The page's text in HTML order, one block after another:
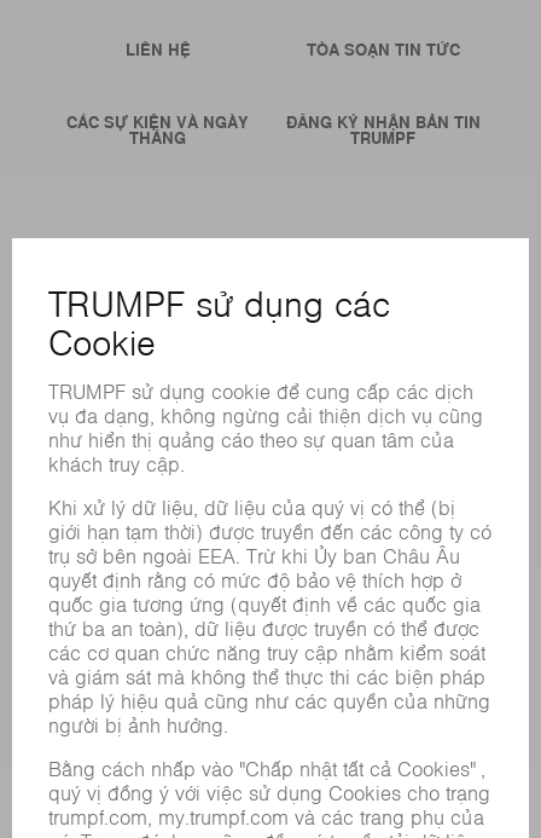
LIÊN HỆ TÒA SOẠN TIN TỨC
CÁC SỰ KIỆN VÀ NGÀY
THÁNG
ĐĂNG KÝ NHẬN BẢN TIN
TRUMPF
LIÊN HỆ
ĐỊA ĐIỂM
CÁC SỰ KIỆN VÀ NGÀY THÁNG
BẢNG DỮ LIỆU AN TOÀN HÓA CHẤT
SẢN PHẨM
CÁC HỆ THỐNG &MÁY MÓC
CÔNG NGHỆ LASER
MÁY CÔNG CỤ
NHÀ MÁY THÔNG MINH
PHẦN MỀM
CÁC LOẠI HÌNH DỊCH VỤ
CÁC ỨNG DỤNG
CÁC LĨNH VỰC
DOANH NGHIỆP
SỰ NGHIỆP
VỊ TRÍ TUYỂN DỤNG
HỒ SƠ NĂNG LỰC CỦA TẬP ĐOÀN
BÁO CÁO THƯỜNG NIÊN
NGUYÊN TẮC DOANH NGHIỆP
TUÂN THỦ